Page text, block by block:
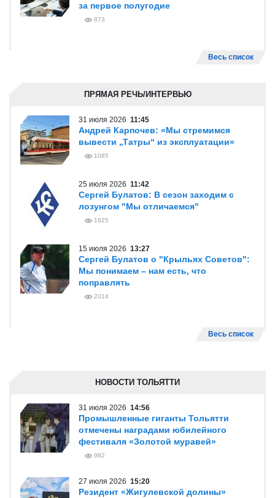
за первое полугодие
873
Весь список
ПРЯМАЯ РЕЧЬ/ИНТЕРВЬЮ
31 июля 2026 11:45
Андрей Карпочев: «Мы стремимся
вывести „Татры“ из эксплуатации»
1085
25 июля 2026 11:42
Сергей Булатов: В сезон заходим с
лозунгом "Мы отличаемся"
1825
15 июля 2026 13:27
Сергей Булатов о "Крыльях Советов":
Мы понимаем – нам есть, что
поправлять
2014
Весь список
НОВОСТИ ТОЛЬЯТТИ
31 июля 2026 14:56
Промышленные гиганты Тольятти
отмечены наградами юбилейного
фестиваля «Золотой муравей»
982
27 июля 2026 15:20
Резидент «Жигулевской долины»